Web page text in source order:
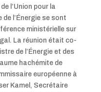
l’Union pour la
l’Énergie se sont
ministérielle sur
La réunion était co-
de l’Énergie et des
hachémite de
européenne à
Kamel, Secrétaire